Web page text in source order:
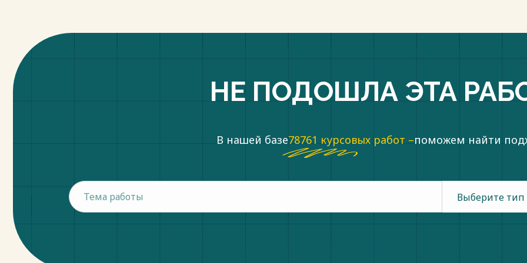
НЕ ПОДОШЛА ЭТА
В нашей базе78761 курсовых работ –поможем найти
Выберите тип